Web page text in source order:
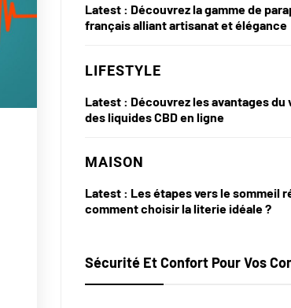
Latest : Découvrez la gamme de
français alliant artisanat et élégance
LIFESTYLE
Latest : Découvrez les avantages du
des liquides CBD en ligne
MAISON
Latest : Les étapes vers le sommeil
comment choisir la literie idéale ?
Sécurité Et Confort Pour Vos